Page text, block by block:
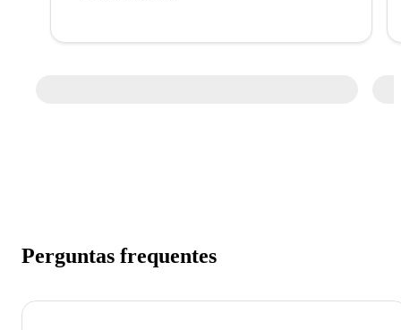
Perguntas frequentes